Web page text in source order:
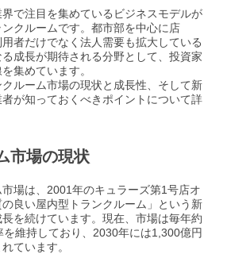
で注目を集めているビジネスモデルが
クルームです。都市部を中心に店
者だけでなく法人需要も拡大している
成長が期待される分野として、投資家
集めています。
ルーム市場の現状と成長性、そして新
が知っておくべきポイントについて詳
市場の現状
場は、2001年のキュラーズ第1号店オ
良い屋内型トランクルーム」という新
を続けています。現在、市場は毎年約
維持しており、2030年には1,300億円
ています。